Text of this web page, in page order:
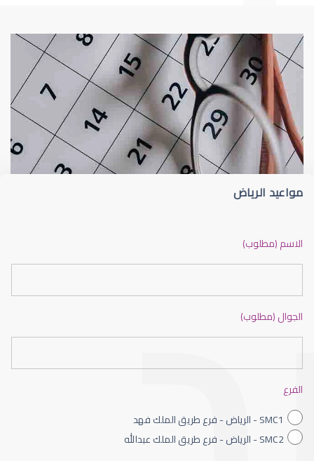
د أم كلثوم الحريريطبيب عيون
طبيب عيون شمال الرياض
مواعيد الرياض
الاسم (مطلوب)
الجوال (مطلوب)
الفرع
SMC1 - الرياض - فرع طريق الملك فهد
SMC2 - الرياض - فرع طريق الملك عبدالله